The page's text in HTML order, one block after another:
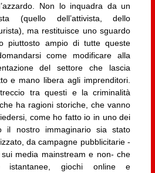
Non lo inquadra da un
(quello dell’attivista, dello
ma restituisce uno sguardo
piuttosto ampio di tutte queste
come modificare alla
del settore che lascia
e mano libera agli imprenditori.
tra questi e la criminalità
ha ragioni storiche, che vanno
come ho fatto io in uno dei
il nostro immaginario sia stato
da campagne pubblicitarie -
media mainstream e non- che
istantanee, giochi online e